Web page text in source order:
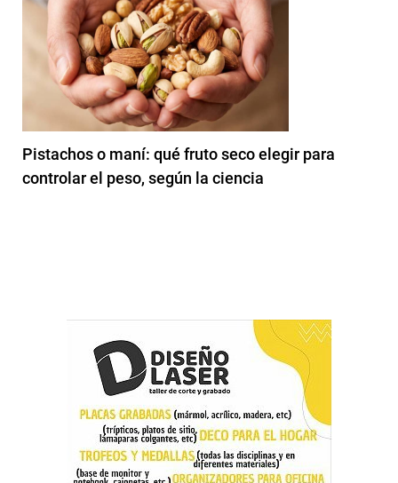
Pistachos o maní: qué fruto seco elegir para
controlar el peso, según la ciencia